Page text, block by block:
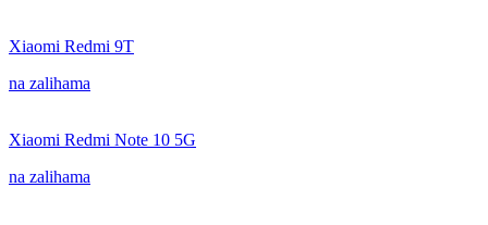
Xiaomi Redmi 9T
na zalihama
Xiaomi Redmi Note 10 5G
na zalihama